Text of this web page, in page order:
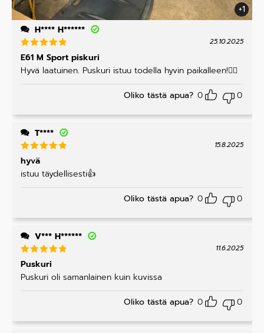
+1
H**** H******
Arvostelu
tuotteesta
:5/ 5
25.10.2025
E61 M Sport piskuri
Hyvä laatuinen. Puskuri istuu todella hyvin paikalleen!👌🏻
Oliko tästä apua? 0 0
T****
Arvostelu
tuotteesta
:5/ 5
15.8.2025
hyvä
istuu täydellisesti👍
Oliko tästä apua? 0 0
V*** H******
Arvostelu
tuotteesta
:5/ 5
11.6.2025
Puskuri
Puskuri oli samanlainen kuin kuvissa
Oliko tästä apua? 0 0